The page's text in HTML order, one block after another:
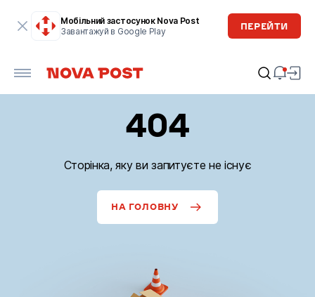
Мобільний застосунок Nova Post
Завантажуй в Google Play
ПЕРЕЙТИ
404
Сторінка, яку ви запитуєте не існує
НА ГОЛОВНУ